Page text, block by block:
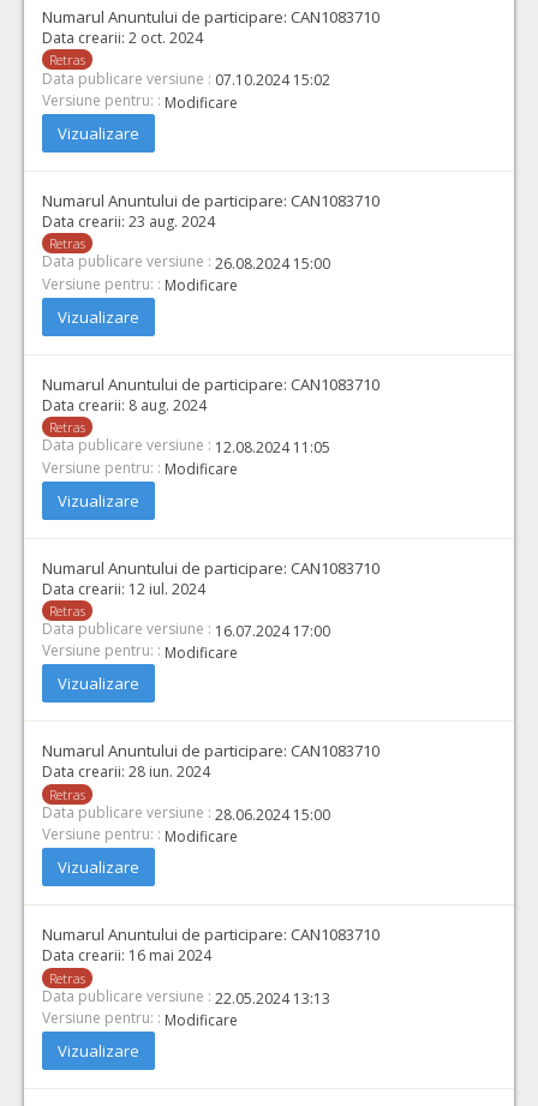
Numarul Anuntului de participare: CAN1083710
Data crearii: 2 oct. 2024
Retras
Data publicare versiune : 07.10.2024 15:02
Versiune pentru: : Modificare
Vizualizare
Numarul Anuntului de participare: CAN1083710
Data crearii: 23 aug. 2024
Retras
Data publicare versiune : 26.08.2024 15:00
Versiune pentru: : Modificare
Vizualizare
Numarul Anuntului de participare: CAN1083710
Data crearii: 8 aug. 2024
Retras
Data publicare versiune : 12.08.2024 11:05
Versiune pentru: : Modificare
Vizualizare
Numarul Anuntului de participare: CAN1083710
Data crearii: 12 iul. 2024
Retras
Data publicare versiune : 16.07.2024 17:00
Versiune pentru: : Modificare
Vizualizare
Numarul Anuntului de participare: CAN1083710
Data crearii: 28 iun. 2024
Retras
Data publicare versiune : 28.06.2024 15:00
Versiune pentru: : Modificare
Vizualizare
Numarul Anuntului de participare: CAN1083710
Data crearii: 16 mai 2024
Retras
Data publicare versiune : 22.05.2024 13:13
Versiune pentru: : Modificare
Vizualizare